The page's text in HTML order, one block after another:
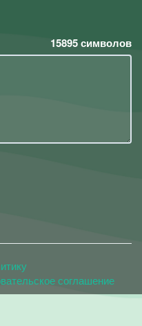
15895символов
соглашение